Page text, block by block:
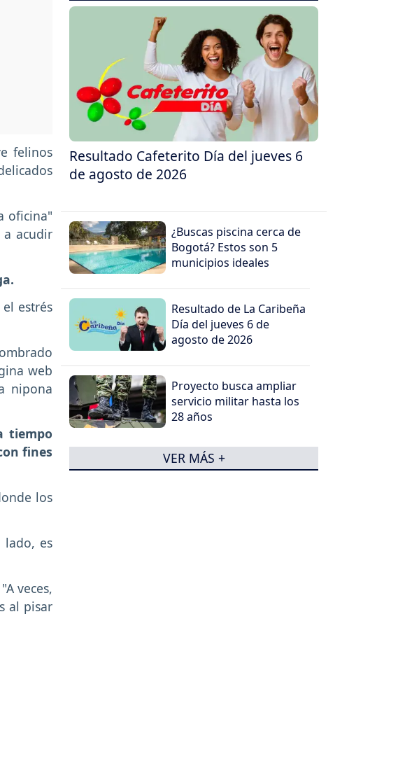
felinos
oficina"
acudir
estrés
web
nipona
tiempo
fines
los
lado, es
veces,
al pisar
Resultado Cafeterito Día del jueves 6
de agosto de 2026
¿Buscas piscina cerca de
Bogotá? Estos son 5
municipios ideales
Resultado de La Caribeña
Día del jueves 6 de
agosto de 2026
Proyecto busca ampliar
servicio militar hasta los
28 años
VER MÁS +